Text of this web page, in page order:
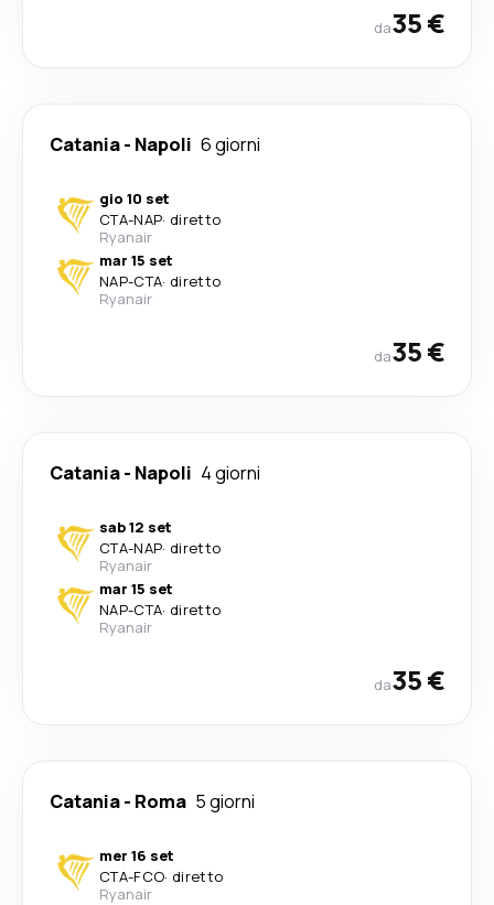
da35 €
Catania- Napoli 6 giorni
gio 10 set
CTA-NAP· diretto
Ryanair
mar 15 set
NAP-CTA· diretto
Ryanair
da35 €
Catania- Napoli 4 giorni
sab 12 set
CTA-NAP· diretto
Ryanair
mar 15 set
NAP-CTA· diretto
Ryanair
da35 €
Catania- Roma 5 giorni
mer 16 set
CTA-FCO· diretto
Ryanair